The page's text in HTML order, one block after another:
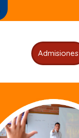
Admisiones